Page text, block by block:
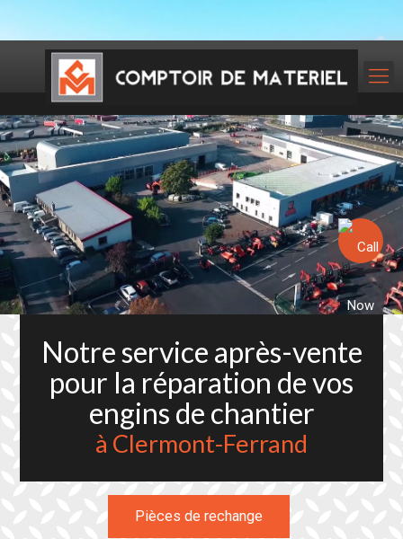
Notre service après-vente
pour la réparation de vos
engins de chantier
à Clermont-Ferrand
Pièces de rechange